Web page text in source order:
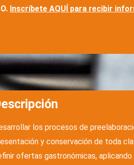
Inscríbete AQUÍ para recibir
los procesos de
y conservación de toda
ofertas gastronómicas,